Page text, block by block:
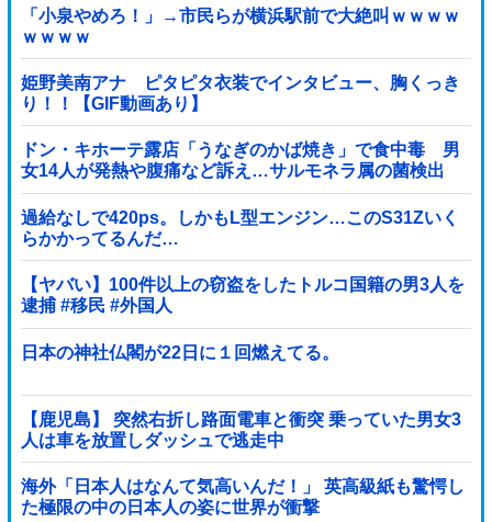
「小泉やめろ！」→市民らが横浜駅前で大絶叫ｗｗｗｗ
ｗｗｗｗ
姫野美南アナ ピタピタ衣装でインタビュー、胸くっき
り！！【GIF動画あり】
ドン・キホーテ露店「うなぎのかば焼き」で食中毒 男
女14人が発熱や腹痛など訴え…サルモネラ属の菌検出
過給なしで420ps。しかもL型エンジン…このS31Zいく
らかかってるんだ…
【ヤバい】100件以上の窃盗をしたトルコ国籍の男3人を
逮捕 #移民 #外国人
日本の神社仏閣が22日に１回燃えてる。
【鹿児島】 突然右折し路面電車と衝突 乗っていた男女3
人は車を放置しダッシュで逃走中
海外「日本人はなんて気高いんだ！」 英高級紙も驚愕し
た極限の中の日本人の姿に世界が衝撃